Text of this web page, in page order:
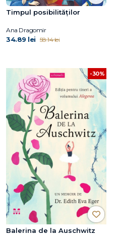
Timpul posibilităților
Ana Dragomir
34.89 lei 58.14 lei
-30%
Balerina de la Auschwitz